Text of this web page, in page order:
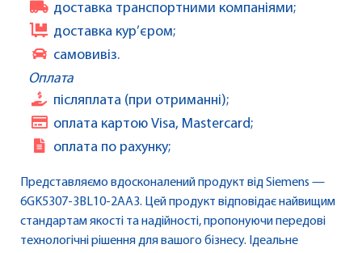
доставка транспортними компаніями;
доставка кур’єром;
самовивіз.
Оплата
післяплата (при отриманні);
оплата картою Visa, Mastercard;
оплата по рахунку;
Представляємо вдосконалений продукт від Siemens —
6GK5307-3BL10-2AA3. Цей продукт відповідає найвищим
стандартам якості та надійності, пропонуючи передові
технологічні рішення для вашого бізнесу. Ідеальне